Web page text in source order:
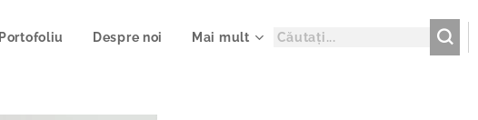
Portofoliu Despre noi Mai mult